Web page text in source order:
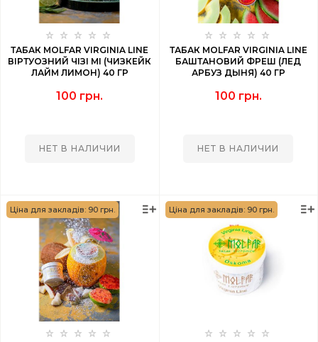
ТАБАК MOLFAR VIRGINIA LINE
ВІРТУОЗНИЙ ЧІЗІ МІ (ЧИЗКЕЙК
ЛАЙМ ЛИМОН) 40 ГР
100 грн.
НЕТ В НАЛИЧИИ
ТАБАК MOLFAR VIRGINIA LINE
БАШТАНОВИЙ ФРЕШ (ЛЕД
АРБУЗ ДЫНЯ) 40 ГР
100 грн.
НЕТ В НАЛИЧИИ
Ціна для закладів: 90 грн. Ціна для закладів: 90 грн.